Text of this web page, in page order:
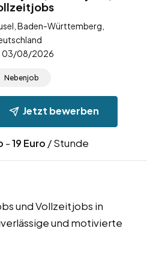
Baden-Württemberg,
03/08/2026
Nebenjob
Jetzt bewerben
-19 Euro / Stunde
und Vollzeitjobs in
und motivierte